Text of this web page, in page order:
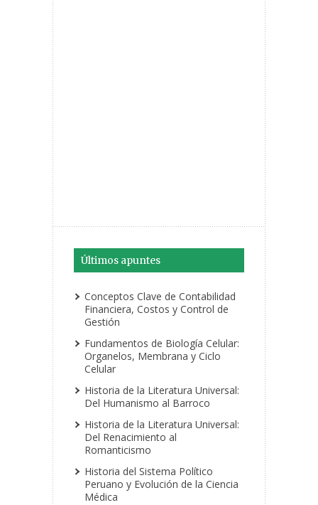
Últimos apuntes
Conceptos Clave de Contabilidad
Financiera, Costos y Control de
Gestión
Fundamentos de Biología Celular:
Organelos, Membrana y Ciclo
Celular
Historia de la Literatura Universal:
Del Humanismo al Barroco
Historia de la Literatura Universal:
Del Renacimiento al
Romanticismo
Historia del Sistema Político
Peruano y Evolución de la Ciencia
Médica